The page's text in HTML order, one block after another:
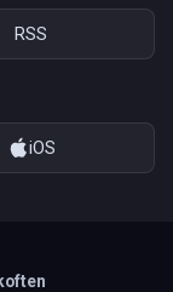
RSS
iOS